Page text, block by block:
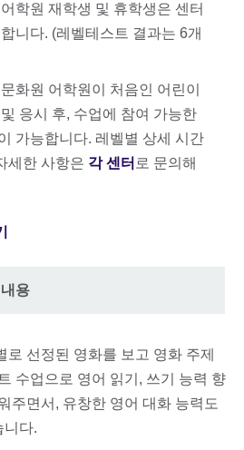
학원 재학생 및 휴학생은 센터
니다. (레벨테스트 결과는 6개
화원 어학원이 처음인 어린이
응시 후, 수업에 참여 가능한
가능합니다. 레벨별 상세 시간
세한 사항은 각 센터 로 문의해
용
로 선정된 영화를 보고 영화 주제
수업으로 영어 읽기, 쓰기 능력 향
주면서, 유창한 영어 대화 능력도
니다.